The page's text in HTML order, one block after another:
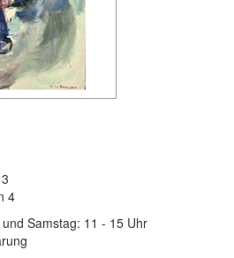
4
Samstag: 11 - 15 Uhr